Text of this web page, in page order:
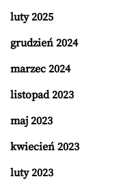
luty 2025
grudzień 2024
marzec 2024
listopad 2023
maj 2023
kwiecień 2023
luty 2023